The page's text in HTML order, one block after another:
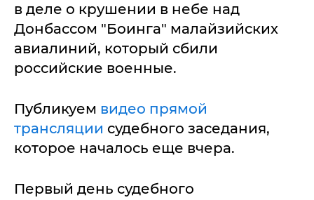
в деле о крушении в небе над
Донбассом "Боинга" малайзийских
авиалиний, который сбили
российские военные.
Публикуем видео прямой
трансляции судебного заседания,
которое началось еще вчера.
Первый день судебного